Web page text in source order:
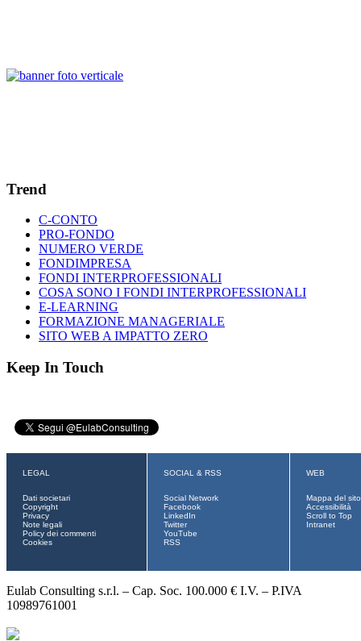
Trend
C-CONTO
PRO-FONDO
NUMERO VERDE
FONDIMPRESA
FONDI INTERPROFESSIONALI
COSA SONO I FONDI INTERPROFESSIONALI
E-LEARNING
FORMAZIONE MANAGERIALE
SITO WEB A IMPATTO ZERO
Keep In Touch
LEGAL SOCIAL & RSS WEB
Dati societari Social Network
Mappa del sito
Copyright
Facebook
Accessibilità
Privacy
LinkedIn
Scroll to Top
Note legali
Twitter
Intranet
Policy dei commenti
YouTube
Cookies
RSS
Eulab Consulting s.r.l. – Cap. Soc. 100.000 € I.V. – P.IVA
10989761001